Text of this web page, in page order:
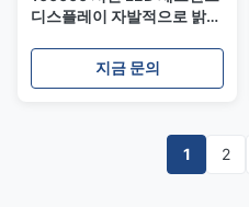
디스플레이 자발적으로 밝는
구멍을 통해 밝기 5 레벨
지금 문의
1 2